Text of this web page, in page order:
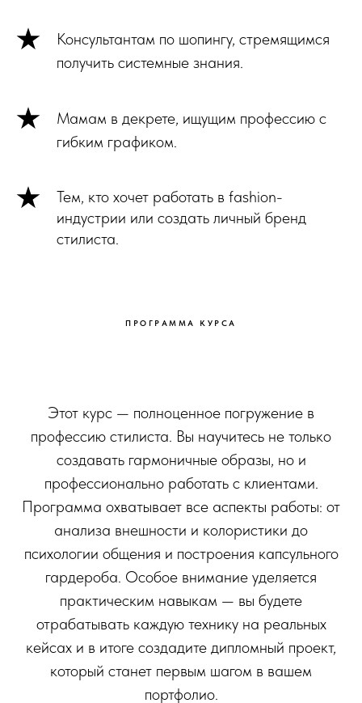
Консультантам по шопингу, стремящимся
получить системные знания.
Мамам в декрете, ищущим профессию с
гибким графиком.
Тем, кто хочет работать в fashion-
индустрии или создать личный бренд
стилиста.
ПРОГРАММА КУРСА
Этот курс — полноценное погружение в
профессию стилиста. Вы научитесь не только
создавать гармоничные образы, но и
профессионально работать с клиентами.
Программа охватывает все аспекты работы: от
анализа внешности и колористики до
психологии общения и построения капсульного
гардероба. Особое внимание уделяется
практическим навыкам — вы будете
отрабатывать каждую технику на реальных
кейсах и в итоге создадите дипломный проект,
который станет первым шагом в вашем
портфолио.